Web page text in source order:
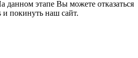
данном этапе Вы можете отказаться
и покинуть наш сайт.